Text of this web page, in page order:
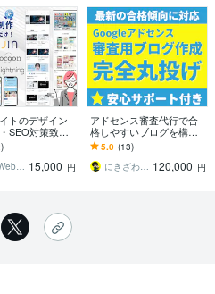
トのデザイン
SEO対策致し
・Cocoon・Li
テーマも対応
YomoWebbDesign 15,000 円
アドセンス審査代行で合
格しやすいブログを構築
します 【完全代行】Goog
le攻略の独自性の高い記事
＆安心サポート
5.0 (13)
にきざわ＠収益化できるブログサイト制作 120,000 円